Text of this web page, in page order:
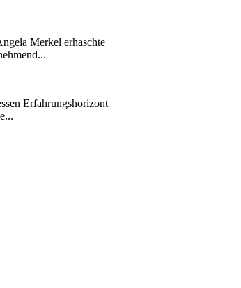
Merkel erhaschte
Erfahrungshorizont